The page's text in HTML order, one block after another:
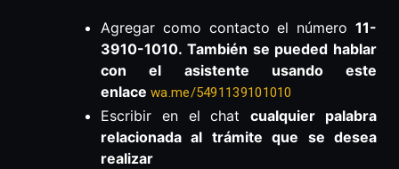
Agregar como contacto el número 11-
3910-1010. También se pueded hablar
con el asistente usando este
enlace wa.me/5491139101010
Escribir en el chatcualquier palabra
relacionada al trámite que se desea
realizar